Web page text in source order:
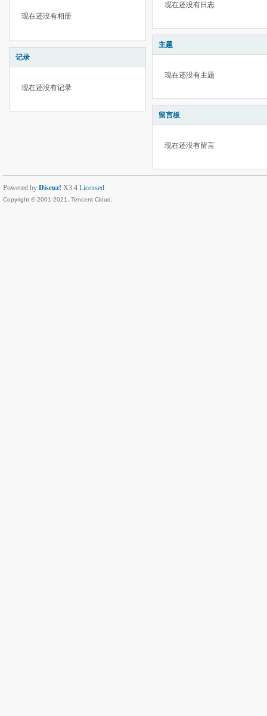
现在还没有相册
记录
现在还没有记录
现在还没有日志
主题
现在还没有主题
留言板
现在还没有留言
Powered by Discuz! X3.4 Licensed
Copyright © 2001-2021, Tencent Cloud.